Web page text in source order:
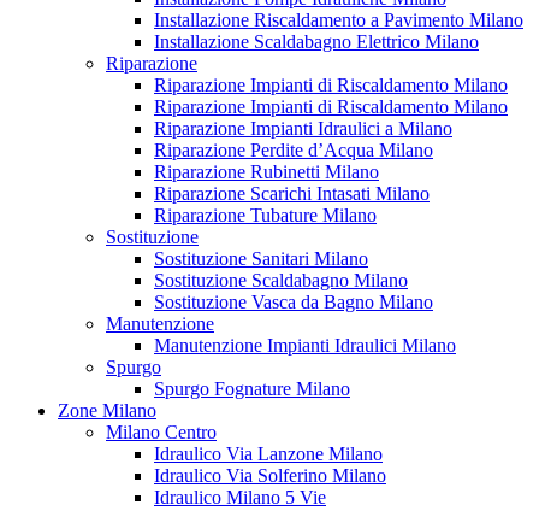
Installazione Riscaldamento a Pavimento Milano
Installazione Scaldabagno Elettrico Milano
Riparazione
Riparazione Impianti di Riscaldamento Milano
Riparazione Impianti di Riscaldamento Milano
Riparazione Impianti Idraulici a Milano
Riparazione Perdite d’Acqua Milano
Riparazione Rubinetti Milano
Riparazione Scarichi Intasati Milano
Riparazione Tubature Milano
Sostituzione
Sostituzione Sanitari Milano
Sostituzione Scaldabagno Milano
Sostituzione Vasca da Bagno Milano
Manutenzione
Manutenzione Impianti Idraulici Milano
Spurgo
Spurgo Fognature Milano
Zone Milano
Milano Centro
Idraulico Via Lanzone Milano
Idraulico Via Solferino Milano
Idraulico Milano 5 Vie